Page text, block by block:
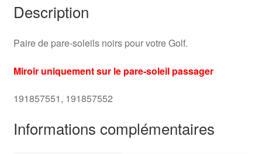
Description
Paire de pare-soleils noirs pour votre Golf.
Miroir uniquement sur le pare-soleil passager
191857551, 191857552
Informations complémentaires